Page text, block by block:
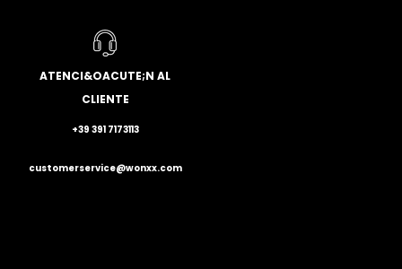
ATENCI&OACUTE;N AL
CLIENTE
+39 391 7173113
customerservice@wonxx.com